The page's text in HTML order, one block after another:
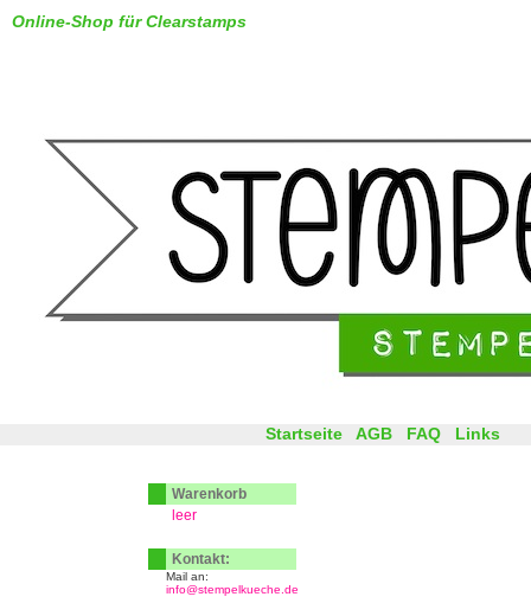
Online-Shop für Clearstamps
Startseite AGB FAQ Links
Warenkorb
leer
Kontakt:
Mail an:
info@stempelkueche.de